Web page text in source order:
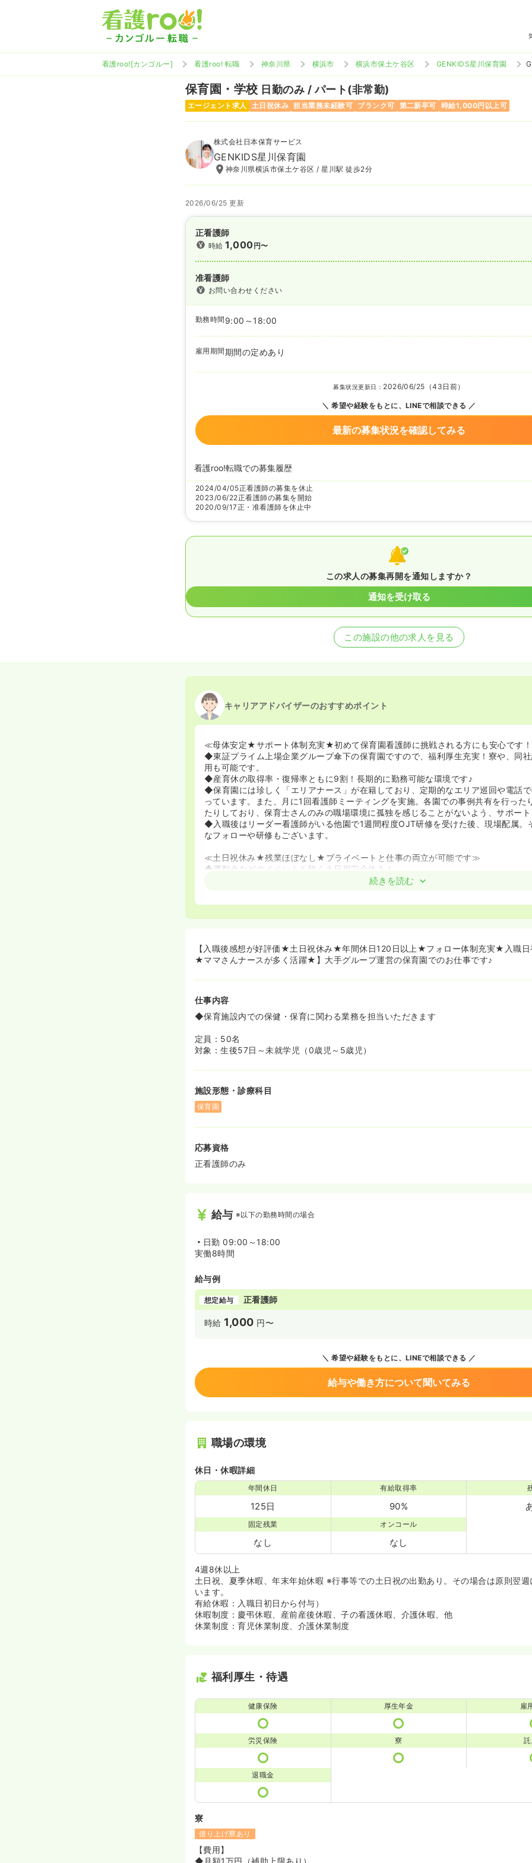
看護roo![カンゴルー] 看護roo! 転職 神奈川県 横浜市 横浜市保土ケ谷区 GENKIDS星川保育園
保育園・学校 日勤のみ / パート(非常勤)
エージェント求人 土日祝休み 担当業務未経験可 ブランク可 第二新卒可 時給1,000円以上可
株式会社日本保育サービス
GENKIDS星川保育園
神奈川県横浜市保土ケ谷区 / 星川駅 徒歩2分
2026/06/25 更新
正看護師
時給1,000円〜
准看護師
お問い合わせください
勤務時間 9:00～18:00
雇用期間期間の定めあり
募集状況更新日： 2026/06/25（43日前）
希望や経験をもとに、LINEで相談できる
最新の募集状況を確認してみる
看護roo!転職での募集履歴
2024/04/05正看護師の募集を休止
2023/06/22正看護師の募集を開始
2020/09/17正・准看護師を休止中
この求人の募集再開を通知しますか？
通知を受け取る
この施設の他の求人を見る
キャリアアドバイザーのおすすめポイント
≪母体安定★サポート体制充実★初めて保育園看護師に挑戦される方にも安心です
◆東証プライム上場企業グループ傘下の保育園ですので、福利厚生充実！寮や、同
用も可能です。
◆産育休の取得率・復帰率ともに9割！長期的に勤務可能な環境です♪
◆保育園には珍しく「エリアナース」が在籍しており、定期的なエリア巡回や電話
っています。また、月に1回看護師ミーティングを実施。各園での事例共有を行った
たりしており、保育士さんのみの職場環境に孤独を感じることがないよう、サポート
◆入職後はリーダー看護師がいる他園で1週間程度OJT研修を受けた後、現場配属。
なフォローや研修もございます。
≪土日祝休み★残業ほぼなし★プライベートと仕事の両立が可能です≫
◆運動会などのイベントを除く土日祝完全休み！
◆入職日初日から有給付与が付与されます！急なお子様の体調不良やイベントごとな
◆残業も月平均8時間と大変少ない環境です。
す！
◆病気になりにくい生活習慣や体作りの支援が、子どもたちの大事な未来に繋がりま
◆月額1万円から借り上げ社宅制度を活用することができます！
◆単身の方はもちろん、ご家族であれば同居人の方がいても対象となります！
※条件がございます。詳細はキャリアアドバイザーへお問い合わせください。
◆日本企業10社しか行っていない、脅威の奨励金50％となっております！
社から毎月支給されるため、年間で72万円＋奨励金36万円＋配当金分の株が積み立
将来の積立として大人気の制度です！
目されている企業となっております！
続きを読む
【入職後感想が好評価★土日祝休み★年間休日120日以上★フォロー体制充実★入職日
★ママさんナースが多く活躍★】大手グループ運営の保育園でのお仕事です♪
仕事内容
◆保育施設内での保健・保育に関わる業務を担当いただきます
定員：50名
対象：生後57日～未就学児（0歳児～5歳児）
施設形態・診療科目
保育園
応募資格
正看護師のみ
給与 ※以下の勤務時間の場合
日勤 09:00～18:00
実働8時間
給与例
想定給与 正看護師
時給 1,000 円〜
希望や経験をもとに、LINEで相談できる
給与や働き方について聞いてみる
職場の環境
休日・休暇詳細
年間休日
125日
有給取得率
90%
固定残業
なし
オンコール
なし
4週8休以上
土日祝、夏季休暇、年末年始休暇 ※行事等での土日祝の出勤あり。その場合は原則翌
います。
有給休暇：入職日初日から付与）
休暇制度：慶弔休暇、産前産後休暇、子の看護休暇、介護休暇、他
休業制度：育児休業制度、介護休業制度
福利厚生・待遇
健康保険 厚生年金 雇
労災保険 寮
退職金
寮
借り上げ寮あり
【費用】